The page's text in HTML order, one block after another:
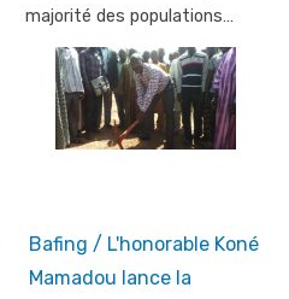
majorité des populations…
Bafing / L'honorable Koné
Mamadou lance la